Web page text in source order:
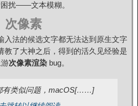
扰——文本模糊。
次像素
入法的候选文字都无法达到原生文字
教了大神之后，得到的活久见经验是
次像素渲染 bug。
有类似问题，macOS[……]